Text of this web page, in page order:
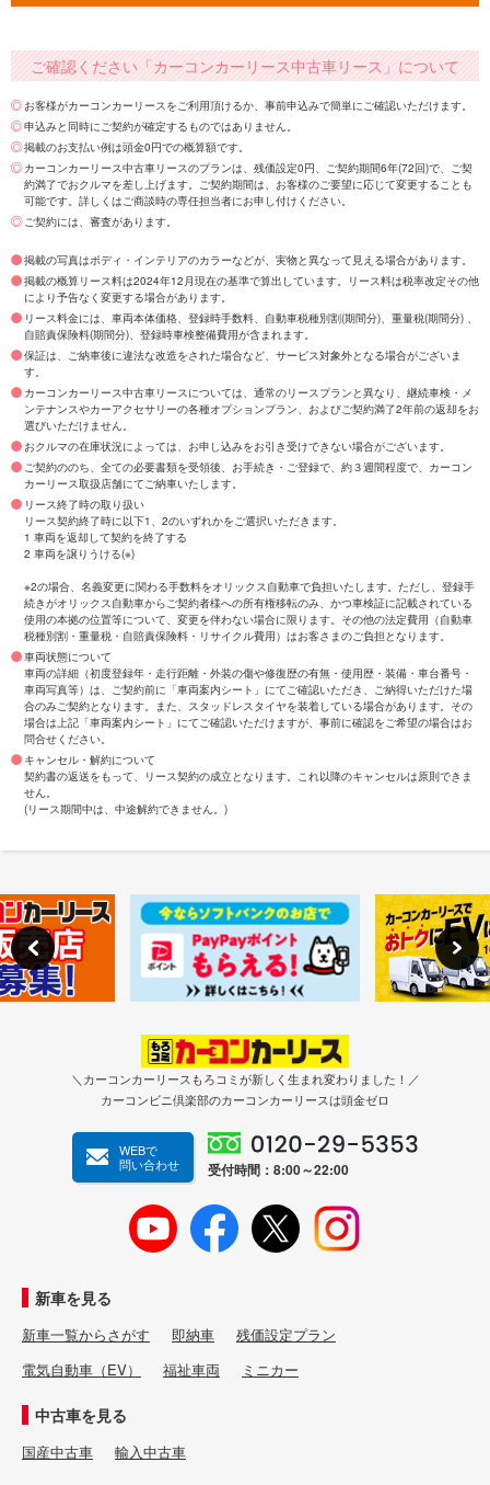
ご確認ください「カーコンカーリース中古車リース」について
お客様がカーコンカーリースをご利用頂けるか、事前申込みで簡単にご確認いただけます。
申込みと同時にご契約が確定するものではありません。
掲載のお支払い例は頭金0円での概算額です。
カーコンカーリース中古車リースのプランは、残価設定0円、ご契約期間6年(72回)で、ご契
約満了でおクルマを差し上げます。ご契約期間は、お客様のご要望に応じて変更することも
可能です。詳しくはご商談時の専任担当者にお申し付けください。
ご契約には、審査があります。
掲載の写真はボディ・インテリアのカラーなどが、実物と異なって見える場合があります。
掲載の概算リース料は2024年12月現在の基準で算出しています。リース料は税率改定その他
により予告なく変更する場合があります。
リース料金には、車両本体価格、登録時手数料、自動車税種別割(期間分)、重量税(期間分) 、
自賠責保険料(期間分)、登録時車検整備費用が含まれます。
保証は、ご納車後に違法な改造をされた場合など、サービス対象外となる場合がございま
す。
カーコンカーリース中古車リースについては、通常のリースプランと異なり、継続車検・メ
ンテナンスやカーアクセサリーの各種オプションプラン、およびご契約満了2年前の返却をお
選びいただけません。
おクルマの在庫状況によっては、お申し込みをお引き受けできない場合がございます。
ご契約ののち、全ての必要書類を受領後、お手続き・ご登録で、約３週間程度で、カーコン
カーリース取扱店舗にてご納車いたします。
リース終了時の取り扱い
リース契約終了時に以下1、2のいずれかをご選択いただきます。
1 車両を返却して契約を終了する
2 車両を譲りうける(※)
※2の場合、名義変更に関わる手数料をオリックス自動車で負担いたします。ただし、登録手
続きがオリックス自動車からご契約者様への所有権移転のみ、かつ車検証に記載されている
使用の本拠の位置等について、変更を伴わない場合に限ります。その他の法定費用（自動車
税種別割・重量税・自賠責保険料・リサイクル費用）はお客さまのご負担となります。
車両状態について
車両の詳細（初度登録年・走行距離・外装の傷や修復歴の有無・使用歴・装備・車台番号・
車両写真等）は、ご契約前に「車両案内シート」にてご確認いただき、ご納得いただけた場
合のみご契約となります。また、スタッドレスタイヤを装着している場合があります。その
場合は上記「車両案内シート」にてご確認いただけますが、事前に確認をご希望の場合はお
問合せください。
キャンセル・解約について
契約書の返送をもって、リース契約の成立となります。これ以降のキャンセルは原則できま
せん。
(リース期間中は、中途解約できません。)
＼カーコンカーリースもろコミが新しく生まれ変わりました！／
カーコンビニ倶楽部のカーコンカーリースは頭金ゼロ
WEBで
問い合わせ
受付時間：8:00～22:00
新車を見る
新車一覧からさがす 即納車
残価設定プラン
電気自動車（EV）
福祉車両 ミニカー
中古車を見る
国産中古車 輸入中古車